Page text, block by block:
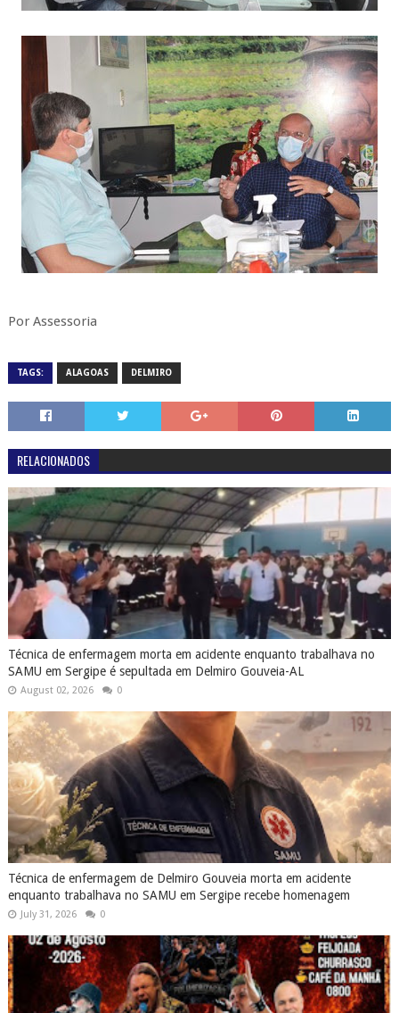
Por Assessoria
TAGS: ALAGOAS DELMIRO
RELACIONADOS
Técnica de enfermagem morta em acidente enquanto trabalhava no
SAMU em Sergipe é sepultada em Delmiro Gouveia-AL
August 02, 2026 0
Técnica de enfermagem de Delmiro Gouveia morta em acidente
enquanto trabalhava no SAMU em Sergipe recebe homenagem
July 31, 2026 0